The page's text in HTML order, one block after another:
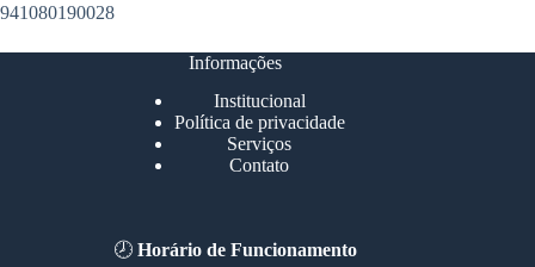
941080190028
Informações
Institucional
Política de privacidade
Serviços
Contato
🕗Horário de Funcionamento